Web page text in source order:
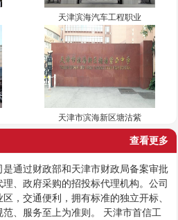
天津滨海汽车工程职业
天津市滨海新区塘沽紫
查看更多
通过财政部和天津市财政局备案审批
、政府采购的招投标代理机构。公司
，交通便利，拥有标准的独立开标、
、服务至上为准则。 天津市首信工